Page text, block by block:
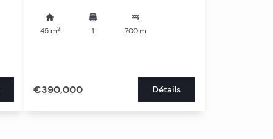
45m2 1 700 m
€390,000 Détails